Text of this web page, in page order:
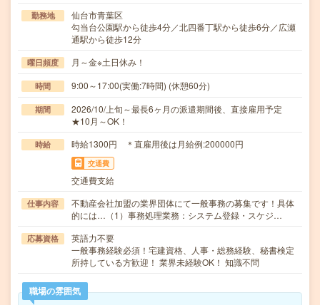
勤務地
仙台市青葉区
勾当台公園駅から徒歩4分／北四番丁駅から徒歩6分／広瀬
通駅から徒歩12分
曜日頻度 月～金※土日休み！
時間 9:00～17:00(実働:7時間) (休憩60分)
期間
2026/10/上旬～最長6ヶ月の派遣期間後、直接雇用予定
★10月～OK！
時給 時給1300円 ＊直雇用後は月給例:200000円
交通費
交通費支給
仕事内容
不動産会社加盟の業界団体にて一般事務の募集です！具体
的には…（1）事務処理業務：システム登録・スケジ…
応募資格
英語力不要
一般事務経験必須！宅建資格、人事・総務経験、秘書検定
所持している方歓迎！ 業界未経験OK！ 知識不問
職場の雰囲気